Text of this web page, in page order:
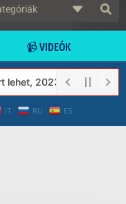
📹 VIDEÓK
2023-tól a Védett
IT RU ES